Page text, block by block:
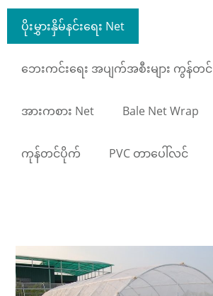
ပိုးမွှားနှိမ်နင်းရေး Net
ဘေးကင်းရေး အပျက်အစီးများ ကွန်တင်
အားကစား Net Bale Net Wrap
ကုန်တင်ပိုက် PVC တာပေါ်လင်